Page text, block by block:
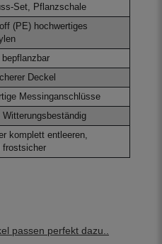
Set, Pflanzschale
(PE) hochwertiges
Deckel
Messinganschlüsse
Witterungsbeständig
komplett entleeren,
frostsicher
passen perfekt dazu..